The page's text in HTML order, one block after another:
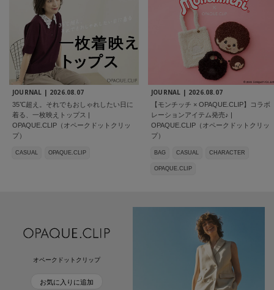
JOURNAL | 2026.08.07
35℃超え。それでもおしゃれしたい日に
着る、一枚映えトップス |
OPAQUE.CLIP（オペークドットクリッ
プ）
CASUAL OPAQUE.CLIP
JOURNAL | 2026.08.07
【モンチッチ × OPAQUE.CLIP】コラボ
レーションアイテム発売♪ |
OPAQUE.CLIP（オペークドットクリッ
プ）
BAG CASUAL CHARACTER
OPAQUE.CLIP
オペークドットクリップ
お気に入りに追加